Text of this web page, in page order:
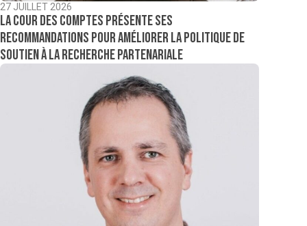
27 JUILLET 2026
La Cour des comptes présente ses
recommandations pour améliorer la politique de
soutien à la recherche partenariale